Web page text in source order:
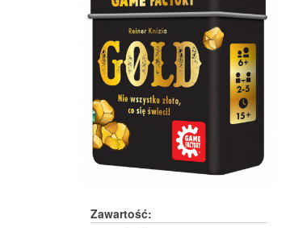
Zawartość: